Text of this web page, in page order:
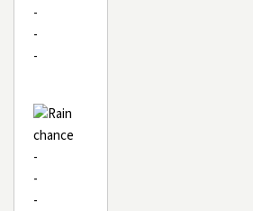
-
-
-
-
-
-